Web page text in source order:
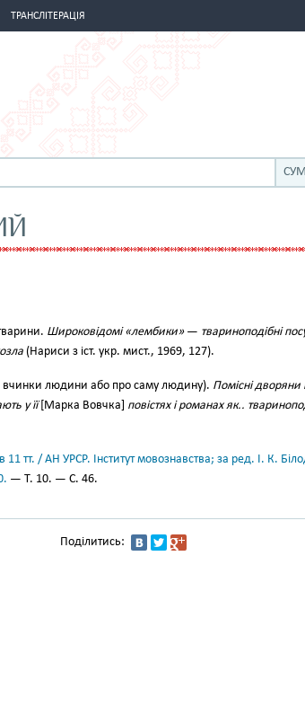
ТРАНСЛІТЕРАЦІЯ
Широковідомі «лембики»— твариноподібні
(Нариси з іст. укр. мист., 1969, 127).
вчинки людини або про саму людину). Помісні дворяни
у її[Марка Вовчка] повістях і романах як..
11 тт. / АН УРСР. Інститут мовознавства; за ред. І. К.
— Т. 10. — С. 46.
Поділитись: